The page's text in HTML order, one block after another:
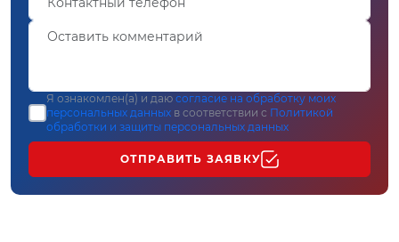
Я ознакомлен(а) и даю согласие на обработку моих
персональных данных в соответствии с Политикой
обработки и защиты персональных данных
ОТПРАВИТЬ ЗАЯВКУ